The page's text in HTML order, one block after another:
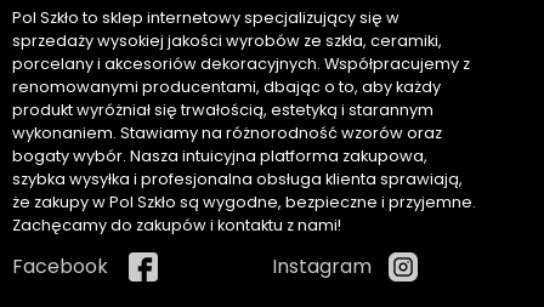
Pol Szkło to sklep internetowy specjalizujący się w
sprzedaży wysokiej jakości wyrobów ze szkła, ceramiki,
porcelany i akcesoriów dekoracyjnych. Współpracujemy z
renomowanymi producentami, dbając o to, aby każdy
produkt wyróżniał się trwałością, estetyką i starannym
wykonaniem. Stawiamy na różnorodność wzorów oraz
bogaty wybór. Nasza intuicyjna platforma zakupowa,
szybka wysyłka i profesjonalna obsługa klienta sprawiają,
że zakupy w Pol Szkło są wygodne, bezpieczne i przyjemne.
Zachęcamy do zakupów i kontaktu z nami!
Facebook Instagram